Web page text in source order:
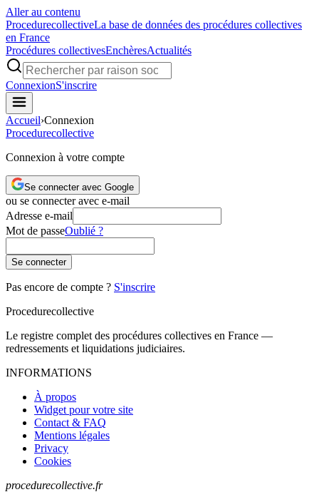
Aller au contenu
ProcedurecollectiveLa base de données des procédures collectives
en France
Procédures collectivesEnchèresActualités
ConnexionS'inscrire
Accueil›Connexion
Procedurecollective
Connexion à votre compte
Se connecter avec Google
ou se connecter avec e-mail
Adresse e-mail
Mot de passeOublié ?
Se connecter
Pas encore de compte ? S'inscrire
Procedurecollective
Le registre complet des procédures collectives en France —
redressements et liquidations judiciaires.
INFORMATIONS
À propos
Widget pour votre site
Contact & FAQ
Mentions légales
Privacy
Cookies
procedurecollective.fr